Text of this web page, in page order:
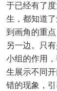
于已经有了
生，都知道
到画角的重
另一边。只
小组的作用
生展示不同
错的现象，